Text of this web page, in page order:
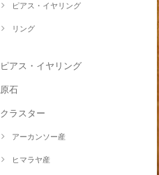
ピアス・イヤリング
リング
ピアス・イヤリング
原石
クラスター
アーカンソー産
ヒマラヤ産